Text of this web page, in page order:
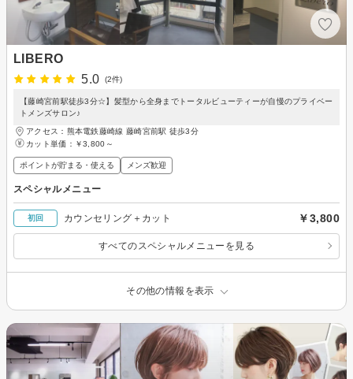
LIBERO
5.0
(2件)
【藤崎宮前駅徒歩3分☆】髪型から全身までトータルビューティーが自慢のプライベー
トメンズサロン♪
アクセス：熊本電鉄藤崎線 藤崎宮前駅 徒歩3分
カット単価： ￥3,800～
ポイントが貯まる・使える メンズ歓迎
スペシャルメニュー
初回 カウンセリング＋カット ￥3,800
すべてのスペシャルメニューを見る
その他の情報を表示